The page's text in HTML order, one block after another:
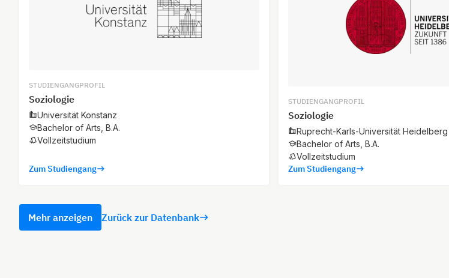
STUDIENGANGPROFIL
Soziologie
Universität Konstanz
Bachelor of Arts, B.A.
Vollzeitstudium
Zum Studiengang
STUDIENGANGPROFIL
Soziologie
Ruprecht-Karls-Universität Heidelberg
Bachelor of Arts, B.A.
Vollzeitstudium
Zum Studiengang
Mehr anzeigen Zurück zur Datenbank